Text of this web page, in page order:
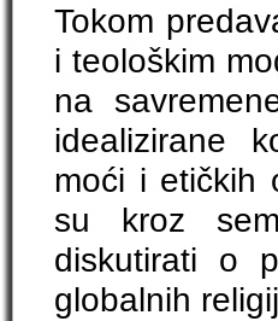
Tokom
i teološkim
na
idealizirane
moći i etičkih
su kroz
diskutirati o
globalnih